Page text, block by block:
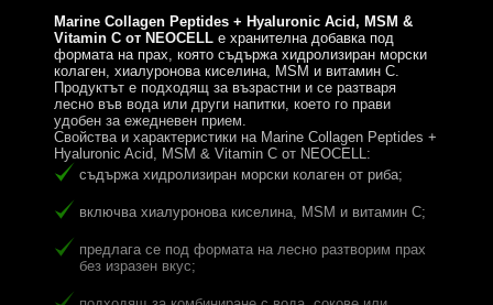
Marine Collagen Peptides + Hyaluronic Acid, MSM &
Vitamin C от NEOCELL е хранителна добавка под
формата на прах, която съдържа хидролизиран морски
колаген, хиалуронова киселина, MSM и витамин C.
Продуктът е подходящ за възрастни и се разтваря
лесно във вода или други напитки, което го прави
удобен за ежедневен прием.
Свойства и характеристики на Marine Collagen Peptides +
Hyaluronic Acid, MSM & Vitamin C от NEOCELL:
съдържа хидролизиран морски колаген от риба;
включва хиалуронова киселина, MSM и витамин C;
предлага се под формата на лесно разтворим прах
без изразен вкус;